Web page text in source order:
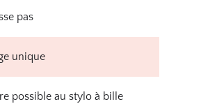
pas
unique
possible au stylo à bille